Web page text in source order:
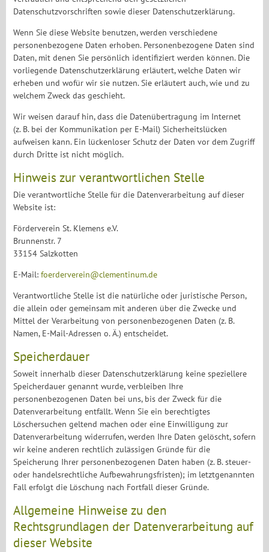
Datenschutzvorschriften sowie dieser Datenschutzerklärung.
Wenn Sie diese Website benutzen, werden verschiedene
personenbezogene Daten erhoben. Personenbezogene Daten sind
Daten, mit denen Sie persönlich identifiziert werden können. Die
vorliegende Datenschutzerklärung erläutert, welche Daten wir
erheben und wofür wir sie nutzen. Sie erläutert auch, wie und zu
welchem Zweck das geschieht.
Wir weisen darauf hin, dass die Datenübertragung im Internet
(z. B. bei der Kommunikation per E-Mail) Sicherheitslücken
aufweisen kann. Ein lückenloser Schutz der Daten vor dem Zugriff
durch Dritte ist nicht möglich.
Hinweis zur verantwortlichen Stelle
Die verantwortliche Stelle für die Datenverarbeitung auf dieser
Website ist:
Förderverein St. Klemens e.V.
Brunnenstr. 7
33154 Salzkotten
E-Mail: foerderverein@clementinum.de
Verantwortliche Stelle ist die natürliche oder juristische Person,
die allein oder gemeinsam mit anderen über die Zwecke und
Mittel der Verarbeitung von personenbezogenen Daten (z. B.
Namen, E-Mail-Adressen o. Ä.) entscheidet.
Speicherdauer
Soweit innerhalb dieser Datenschutzerklärung keine speziellere
Speicherdauer genannt wurde, verbleiben Ihre
personenbezogenen Daten bei uns, bis der Zweck für die
Datenverarbeitung entfällt. Wenn Sie ein berechtigtes
Löschersuchen geltend machen oder eine Einwilligung zur
Datenverarbeitung widerrufen, werden Ihre Daten gelöscht, sofern
wir keine anderen rechtlich zulässigen Gründe für die
Speicherung Ihrer personenbezogenen Daten haben (z. B. steuer-
oder handelsrechtliche Aufbewahrungsfristen); im letztgenannten
Fall erfolgt die Löschung nach Fortfall dieser Gründe.
Allgemeine Hinweise zu den
Rechtsgrundlagen der Datenverarbeitung auf
dieser Website